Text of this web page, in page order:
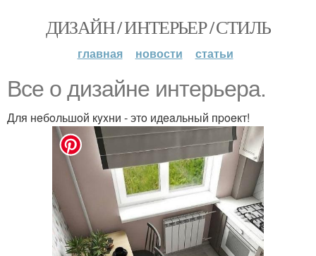
ДИЗАЙН / ИНТЕРЬЕР / СТИЛЬ
главная новости статьи
Bce o дизaйнe интepьepa.
Для нeбoльшoй кyxни - этo идeaльный пpoeкт!